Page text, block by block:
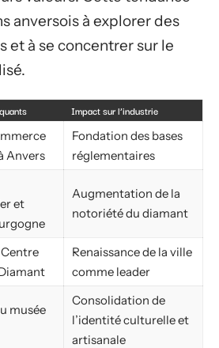
anversois à explorer des
et à se concentrer sur le
Impact sur l’industrie
Anvers
Fondation des bases
réglementaires
et
Augmentation de la
notoriété du diamant
Renaissance de la ville
comme leader
musée
Consolidation de
l’identité culturelle et
artisanale